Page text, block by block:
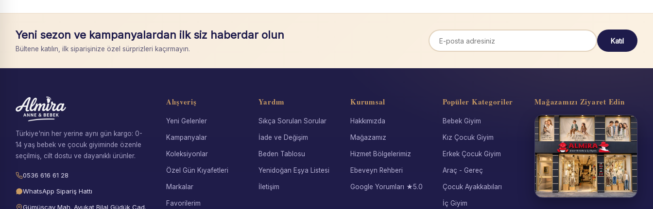
Yeni sezon ve kampanyalardan ilk siz haberdar olun
Bültene katılın, ilk siparişinize özel sürprizleri kaçırmayın.
Katıl
Türkiye'nin her yerine aynı gün kargo: 0-
14 yaş bebek ve çocuk giyiminde özenle
seçilmiş, cilt dostu ve dayanıklı ürünler.
0536 616 61 28
WhatsApp Sipariş Hattı
Gümüşçay Mah. Avukat Bilal Güdük Cad.
Alışveriş
Yeni Gelenler
Kampanyalar
Koleksiyonlar
Özel Gün Kıyafetleri
Markalar
Favorilerim
Yardım
Sıkça Sorulan Sorular
İade ve Değişim
Beden Tablosu
Yenidoğan Eşya Listesi
İletişim
Kurumsal
Hakkımızda
Mağazamız
Hizmet Bölgelerimiz
Ebeveyn Rehberi
Google Yorumları ★5.0
Popüler Kategoriler
Bebek Giyim
Kız Çocuk Giyim
Erkek Çocuk Giyim
Araç - Gereç
Çocuk Ayakkabıları
İç Giyim
Mağazamızı Ziyaret Edin